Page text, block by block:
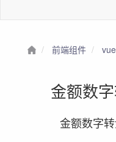
前端组件
金额数
金额数字